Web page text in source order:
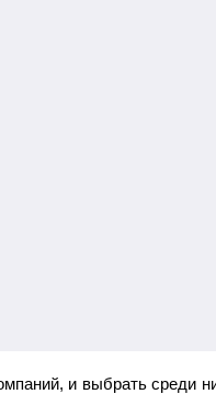
и выбрать среди